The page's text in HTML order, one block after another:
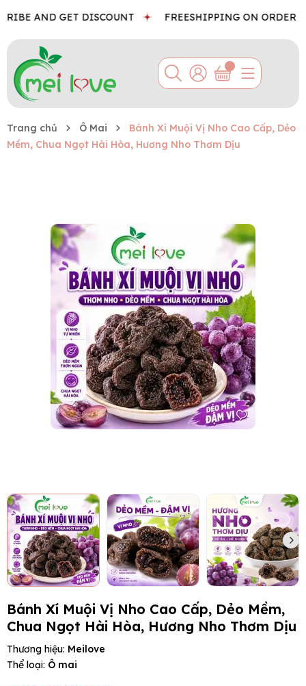
AND GET DISCOUNT FREESHIPPING ON ORDER
Trang chủ Ô Mai
Bánh Xí Muội Vị Nho Cao Cấp, Dẻo
Mềm, Chua Ngọt Hài Hòa, Hương Nho Thơm Dịu
Bánh Xí Muội Vị Nho Cao Cấp, Dẻo Mềm,
Chua Ngọt Hài Hòa, Hương Nho Thơm Dịu
Thương hiệu: Meilove
Thể loại: Ô mai